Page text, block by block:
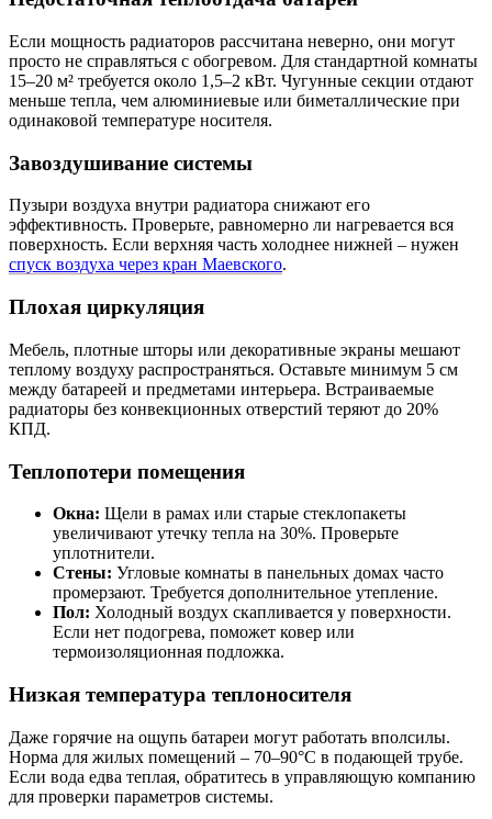
Если мощность радиаторов рассчитана неверно, они могут
просто не справляться с обогревом. Для стандартной комнаты
15–20 м² требуется около 1,5–2 кВт. Чугунные секции отдают
меньше тепла, чем алюминиевые или биметаллические при
одинаковой температуре носителя.
Завоздушивание системы
Пузыри воздуха внутри радиатора снижают его
эффективность. Проверьте, равномерно ли нагревается вся
поверхность. Если верхняя часть холоднее нижней – нужен
спуск воздуха через кран Маевского.
Плохая циркуляция
Мебель, плотные шторы или декоративные экраны мешают
теплому воздуху распространяться. Оставьте минимум 5 см
между батареей и предметами интерьера. Встраиваемые
радиаторы без конвекционных отверстий теряют до 20%
КПД.
Теплопотери помещения
Окна: Щели в рамах или старые стеклопакеты
увеличивают утечку тепла на 30%. Проверьте
уплотнители.
Стены: Угловые комнаты в панельных домах часто
промерзают. Требуется дополнительное утепление.
Пол: Холодный воздух скапливается у поверхности.
Если нет подогрева, поможет ковер или
термоизоляционная подложка.
Низкая температура теплоносителя
Даже горячие на ощупь батареи могут работать вполсилы.
Норма для жилых помещений – 70–90°C в подающей трубе.
Если вода едва теплая, обратитесь в управляющую компанию
для проверки параметров системы.